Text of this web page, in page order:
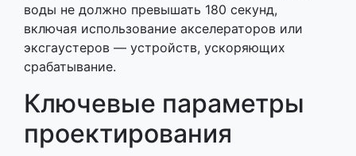
воды не должно превышать 180 секунд,
включая использование акселераторов или
эксгаустеров — устройств, ускоряющих
срабатывание.
Ключевые параметры
проектирования